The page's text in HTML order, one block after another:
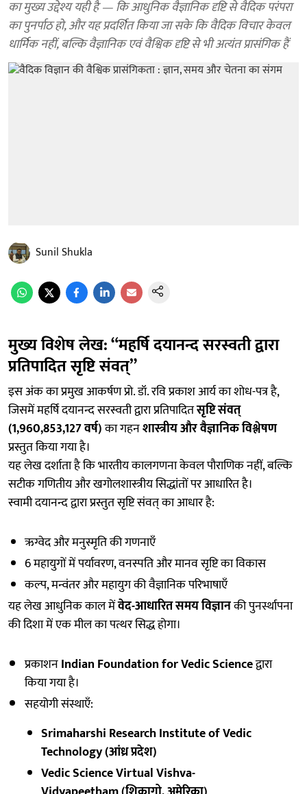
का मुख्य उद्देश्य यही है — कि आधुनिक वैज्ञानिक दृष्टि से वैदिक परंपरा
का पुनर्पाठ हो, और यह प्रदर्शित किया जा सके कि वैदिक विचार केवल
धार्मिक नहीं, बल्कि वैज्ञानिक एवं वैश्विक दृष्टि से भी अत्यंत प्रासंगिक हैं
Sunil Shukla
मुख्य विशेष लेख: “महर्षि दयानन्द सरस्वती द्वारा
प्रतिपादित सृष्टि संवत्”
इस अंक का प्रमुख आकर्षण प्रो. डॉ. रवि प्रकाश आर्य का शोध-पत्र है,
जिसमें महर्षि दयानन्द सरस्वती द्वारा प्रतिपादितसृष्टि संवत्
(1,960,853,127 वर्ष)का गहनशास्त्रीय और वैज्ञानिक विश्लेषण
प्रस्तुत किया गया है।
यह लेख दर्शाता है कि भारतीय कालगणना केवल पौराणिक नहीं, बल्कि
सटीक गणितीय और खगोलशास्त्रीय सिद्धांतों पर आधारित है।
स्वामी दयानन्द द्वारा प्रस्तुत सृष्टि संवत् का आधार है:
ऋग्वेद और मनुस्मृति की गणनाएँ
6 महायुगों में पर्यावरण, वनस्पति और मानव सृष्टि का विकास
कल्प, मन्वंतर और महायुग की वैज्ञानिक परिभाषाएँ
यह लेख आधुनिक काल मेंवेद-आधारित समय विज्ञानकी पुनर्स्थापना
की दिशा में एक मील का पत्थर सिद्ध होगा।
प्रकाशनIndian Foundation for Vedic Scienceद्वारा
किया गया है।
सहयोगी संस्थाएँ:
Srimaharshi Research Institute of Vedic
Technology (आंध्र प्रदेश)
Vedic Science Virtual Vishva-